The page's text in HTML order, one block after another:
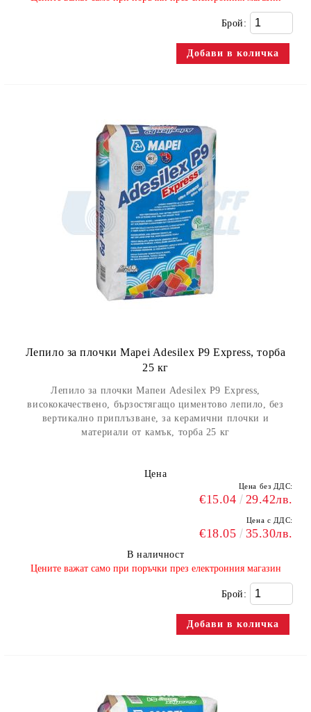
Брой:
Лепило за плочки Mapei Adesilex P9 Express, торба
25 кг
Лепило за плочки Мапеи Adesilex P9 Express,
висококачествено, бързостягащо циментово лепило, без
вертикално приплъзване, за керамични плочки и
материали от камък, торба 25 кг
Цена
Цена без ДДС:
€15.04 29.42лв.
Цена с ДДС:
€18.05 35.30лв.
В наличност
​Цените важат само при поръчки през електронния магазин
Брой: